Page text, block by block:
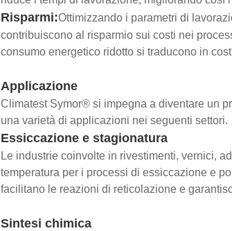
Risparmi:Ottimizzando i parametri di
contribuiscono al risparmio sui costi nei
consumo energetico ridotto si traducono in
Applicazione
Climatest Symor® si impegna a diventare un
una varietà di applicazioni nei seguenti settori.
Essiccazione e stagionatura
Le industrie coinvolte in rivestimenti, vernici,
temperatura per i processi di essiccazione e
facilitano le reazioni di reticolazione e
Sintesi chimica